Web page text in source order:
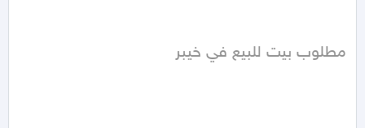
مطلوب بيت للبيع في خيبر